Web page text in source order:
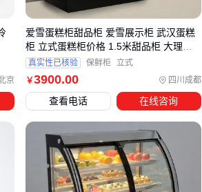
斯蛋糕等乳制品需要更精确的温控系
度变化容忍度相对较高。选择时应注意
统比直冷更适合需要快速降温的场景。
使用便利性：
后场补货，适合动线明确的连锁门店
分类存放不同尺寸甜品，但会牺牲部分
能延长水果类甜品的保鲜时间，但需要
京 ￥3900.00 四川成都
爱雪蛋糕柜甜品柜 爱雪展示柜 武汉蛋糕
柜 立式蛋糕柜价格 1.5米甜品柜 大理石
蛋糕柜
真实性已核验 保鲜柜 立式
查看电话 在线咨询